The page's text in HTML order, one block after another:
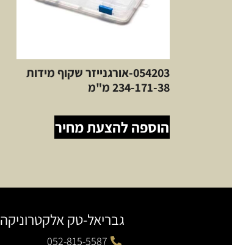
054203-אורגנייזר שקוף מידות
234-171-38 מ"מ
הוספה להצעת מחיר
גבריאל-טק אלקטרוניקה
052-815-5587